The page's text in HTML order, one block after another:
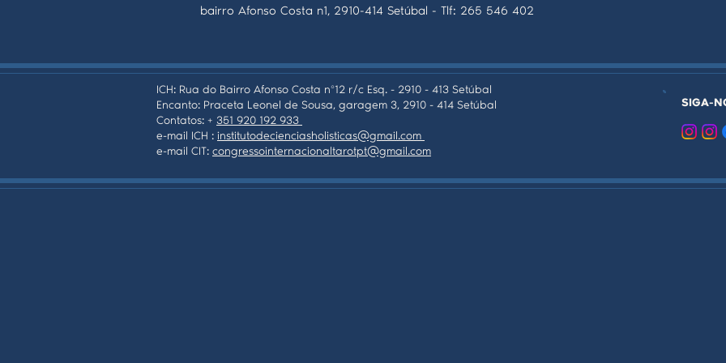
bairro Afonso Costa n1, 2910-414 Setúbal - Tlf: 265 546 402
ICH: Rua do Bairro Afonso Costa nº12 r/c Esq. - 2910 - 413 Setúbal
Encanto: Praceta Leonel de Sousa, garagem 3, 2910 - 414 Setúbal
Contatos: + 351 920 192 933
e-mail ICH : institutodecienciasholisticas@gmail.com
e-mail CIT: congressointernacionaltarotpt@gmail.com
SIGA-